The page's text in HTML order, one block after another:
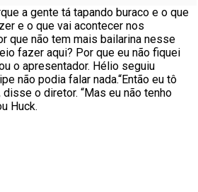
a gente tá tapando buraco e o que
e o que vai acontecer nos
que não tem mais bailarina nesse
fazer aqui? Por que eu não fiquei
o apresentador. Hélio seguiu
não podia falar nada.“Então eu tô
disse o diretor. “Mas eu não tenho
Huck.